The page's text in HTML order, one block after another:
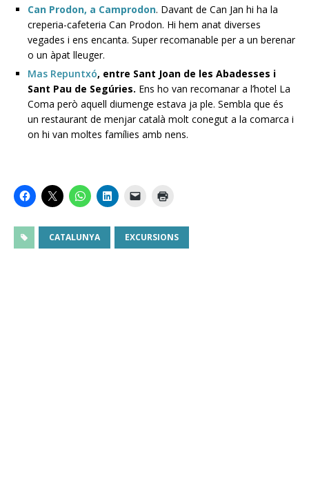
Can Prodon, a Camprodon. Davant de Can Jan hi ha la
creperia-cafeteria Can Prodon. Hi hem anat diverses
vegades i ens encanta. Super recomanable per a un berenar
o un àpat lleuger.
Mas Repuntxó, entre Sant Joan de les Abadesses i
Sant Pau de Segúries. Ens ho van recomanar a l’hotel La
Coma però aquell diumenge estava ja ple. Sembla que és
un restaurant de menjar català molt conegut a la comarca i
on hi van moltes famílies amb nens.
CATALUNYA EXCURSIONS